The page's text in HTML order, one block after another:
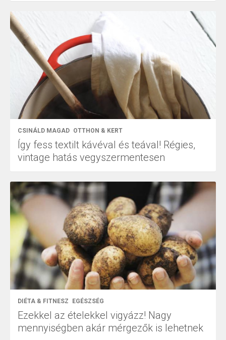
CSINÁLD MAGAD OTTHON & KERT
Így fess textilt kávéval és teával! Régies,
vintage hatás vegyszermentesen
DIÉTA & FITNESZ EGÉSZSÉG
Ezekkel az ételekkel vigyázz! Nagy
mennyiségben akár mérgezők is lehetnek